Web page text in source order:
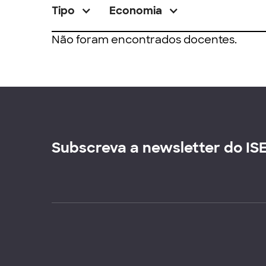
Tipo Economia
Não foram encontrados docentes.
Subscreva a newsletter do